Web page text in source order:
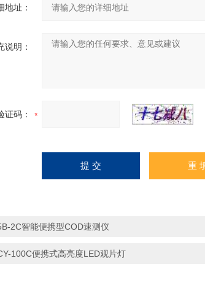
地址：
说明：
证码：
2C智能便携型COD速测仪
100C便携式高亮度LED观片灯